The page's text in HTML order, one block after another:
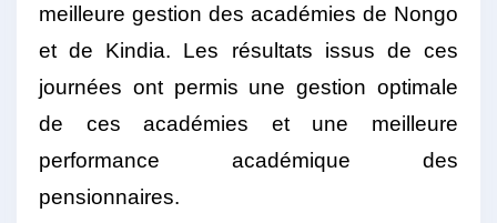
meilleure gestion des académies de Nongo
et de Kindia. Les résultats issus de ces
journées ont permis une gestion optimale
de ces académies et une meilleure
performance académique des
pensionnaires.